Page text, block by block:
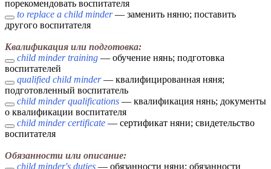
порекомендовать воспитателя
to replace a child minder— заменить няню; поставить
другого воспитателя
Квалификация или подготовка:
child minder training — обучение нянь; подготовка
воспитателей
qualified child minder— квалифицированная няня;
подготовленный воспитатель
child minder qualifications — квалификация нянь; документы
о квалификации воспитателя
child minder certificate — сертификат няни; свидетельство
воспитателя
Обязанности или описание:
child minder's duties — обязанности няни; обязанности